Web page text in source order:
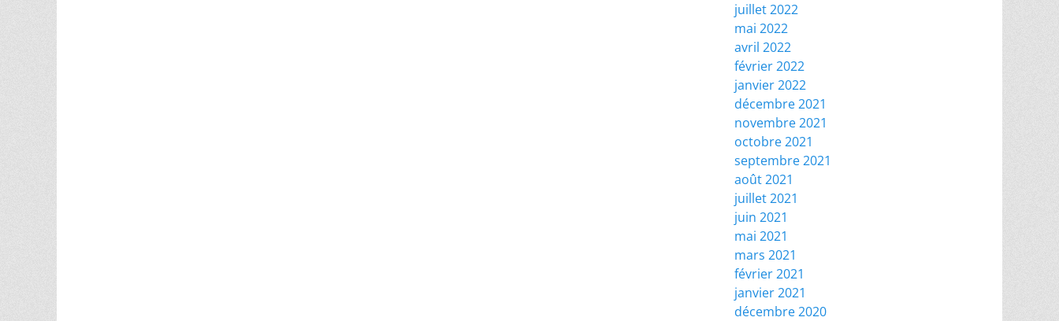
juillet 2022
mai 2022
avril 2022
février 2022
janvier 2022
décembre 2021
novembre 2021
octobre 2021
septembre 2021
août 2021
juillet 2021
juin 2021
mai 2021
mars 2021
février 2021
janvier 2021
décembre 2020